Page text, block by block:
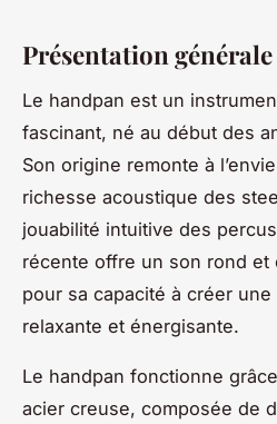
Présentation
Le handpan est un
fascinant, né au début des
Son origine remonte à
richesse acoustique des
jouabilité intuitive des
récente offre un son rond et
pour sa capacité à créer
relaxante et énergisante.
Le handpan fonctionne
acier creuse, composée de